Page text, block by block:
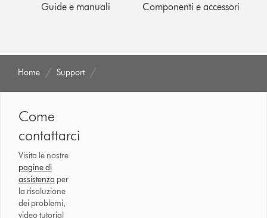
Guide e manuali Componenti e accessori
Home Support
Come
contattarci
Visita le nostre
pagine di
assistenza per
la risoluzione
dei problemi,
video tutorial